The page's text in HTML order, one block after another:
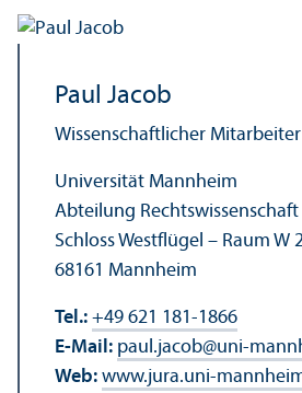
Paul Jacob
Wissenschaft­licher Mitarbeiter
Universität Mannheim
Abteilung Rechts­wissenschaft
Schloss Westflügel – Raum W
68161 Mannheim
Tel.: +49 621 181-1866
E-Mail: paul.jacob@uni-
Web: www.jura.uni-